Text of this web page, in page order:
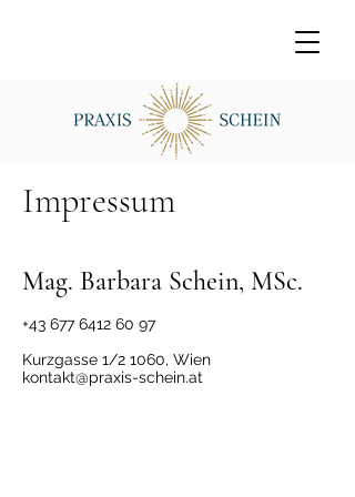
Impressum
Mag. Barbara Schein, MSc.
+43 677 6412 60 97
Kurzgasse 1/2 1060, Wien
kontakt@praxis-schein.at